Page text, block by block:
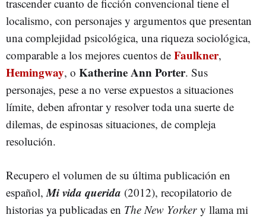
trascender cuanto de ficción convencional tiene el
localismo, con personajes y argumentos que presentan
una complejidad psicológica, una riqueza sociológica,
comparable a los mejores cuentos de Faulkner,
Hemingway, o Katherine Ann Porter. Sus
personajes, pese a no verse expuestos a situaciones
límite, deben afrontar y resolver toda una suerte de
dilemas, de espinosas situaciones, de compleja
resolución.
Recupero el volumen de su última publicación en
español,Mi vida querida (2012), recopilatorio de
historias ya publicadas en The New Yorkery llama mi